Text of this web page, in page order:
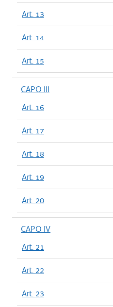
Art. 13
Art. 14
Art. 15
CAPO III
Art. 16
Art. 17
Art. 18
Art. 19
Art. 20
CAPO IV
Art. 21
Art. 22
Art. 23